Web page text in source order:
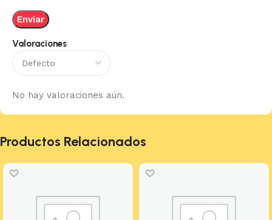
Valoraciones
No hay valoraciones aún.
Productos Relacionados